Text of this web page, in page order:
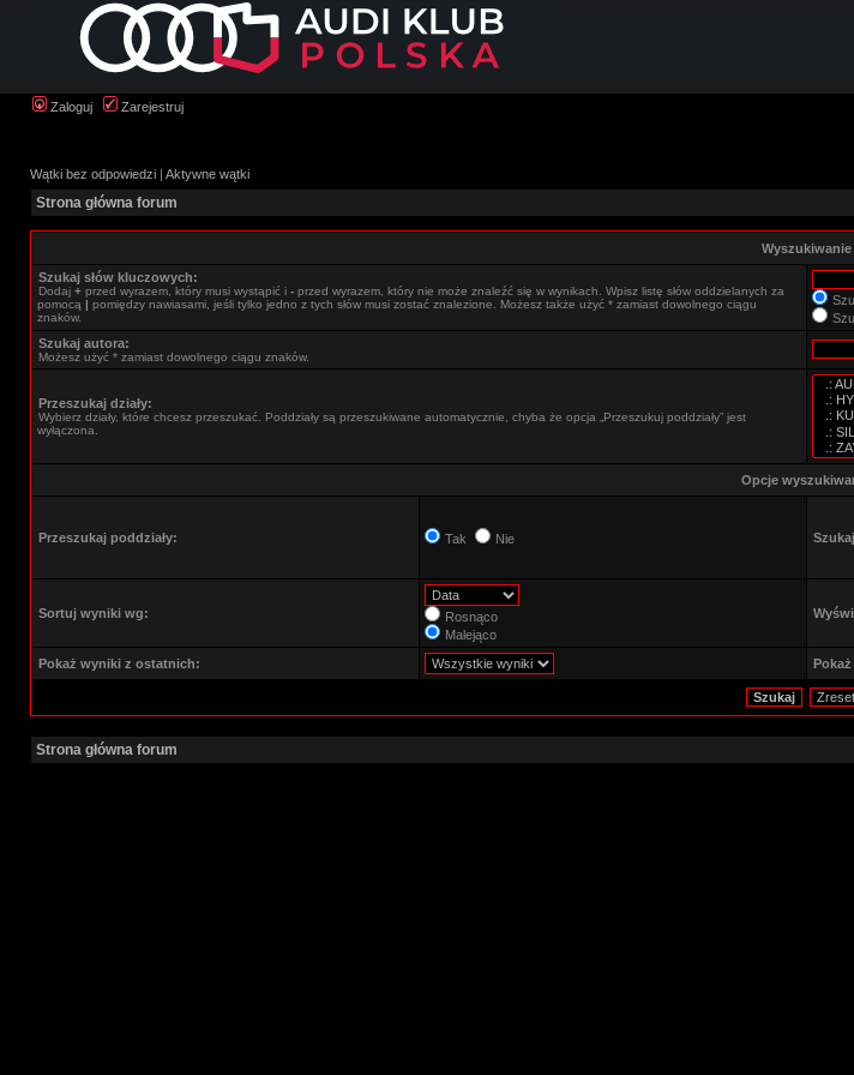
Zaloguj Zarejestruj
Wątki bez odpowiedzi | Aktywne wątki
Strona główna forum
Wyszukiwanie
Szukaj słów kluczowych:
Dodaj + przed wyrazem, który musi wystąpić i - przed wyrazem, który nie może znaleźć się w wynikach. Wpisz listę słów oddzielanych za
pomocą | pomiędzy nawiasami, jeśli tylko jedno z tych słów musi zostać znalezione. Możesz także użyć * zamiast dowolnego ciągu
znaków.
Szukaj autora:
Możesz użyć * zamiast dowolnego ciągu znaków.
Przeszukaj działy:
Wybierz działy, które chcesz przeszukać. Poddziały są przeszukiwane automatycznie, chyba że opcja „Przeszukuj poddziały” jest
wyłączona.
Opcje
Przeszukaj poddziały: Tak Nie
Sortuj wyniki wg:
Rosnąco
Malejąco
Pokaż wyniki z ostatnich:
Strona główna forum